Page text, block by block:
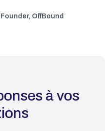
Founder, OffBound
à vos